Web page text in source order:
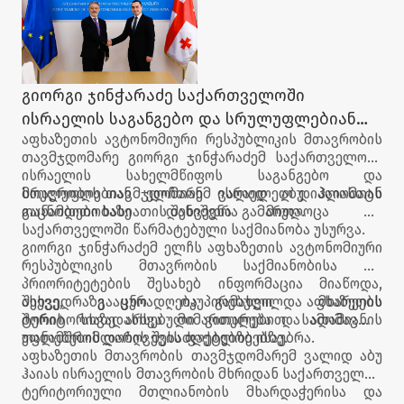
გიორგი ჯინჭარაძე საქართველოში
ისრაელის საგანგებო და სრულუფლებიან
ელჩს შეხვდა
აფხაზეთის ავტონომიური რესპუბლიკის მთავრობის
თავმჯდომარე გიორგი ჯინჭარაძემ საქართველოში
ისრაელის სახელმწიფოს საგანგებო და
სრულუფლებიან ელჩთან ვალიდ აბუ ჰაიასთან
გაცნობითი ხასიათის შეხვედრა გამართა.
მთავრობის თავმჯდომარემ ისრაელელ დიპლომატს
თანამდებობაზე დანიშვნა მიულოცა და
საქართველოში წარმატებული საქმიანობა უსურვა.
გიორგი ჯინჭარაძემ ელჩს აფხაზეთის ავტონომიური
რესპუბლიკის მთავრობის საქმიანობისა და
პრიორიტეტების შესახებ ინფორმაცია მიაწოდა,
ასევე, გააცნო ოკუპირებული აფხაზეთის
ტერიტორიაზე არსებული ვითარება და ადამიანის
უფლებების დარღვევის ფაქტებზე ისაუბრა.
შეხვედრაზე ყურადღება გამახვილდა მხარეებს
შორის სხვადასხვა მიმართულებით სამომავლო
თანამშრომლობის შესაძლებლობებზე.
აფხაზეთის მთავრობის თავმჯდომარემ ვალიდ აბუ
ჰაიას ისრაელის მთავრობის მხრიდან საქართველოს
ტერიტორიული მთლიანობის მხარდაჭერისა და